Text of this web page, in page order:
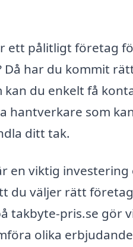
ett pålitligt företag
Då har du kommit
du enkelt få
hantverkare som
ditt tak.
en viktig investering
du väljer rätt
takbyte-pris.se gör
olika